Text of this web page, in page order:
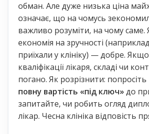
обман. Але дуже низька ціна
означає, що на чомусь
важливо розуміти, на чому
економія на зручності
приїхали у клініку) — добре.
кваліфікації лікаря, складі чи
погано. Як розрізнити:
повну вартість «під ключ»до
запитайте, чи робить огляд
лікар. Чесна клініка відповість